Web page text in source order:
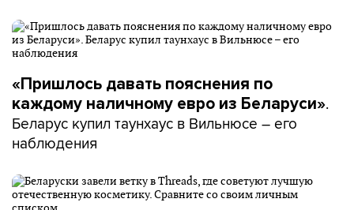
«Пришлось давать пояснения по
каждому наличному евро из Беларуси».
Беларус купил таунхаус в Вильнюсе – его
наблюдения